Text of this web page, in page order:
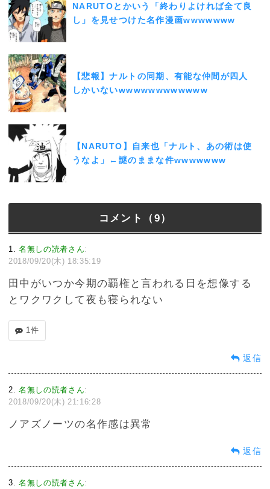
NARUTOとかいう「終わりよければ全て良
し」を見せつけた名作漫画wwwwwww
【悲報】ナルトの同期、有能な仲間が四人
しかいないwwwwwwwwwwww
【NARUTO】自来也「ナルト、あの術は使
うなよ」←謎のままな件wwwwwww
コメント（9）
1 名無しの読者さん:
2018/09/20(木) 18:35:19
田中がいつか今期の覇権と言われる日を想像する
とワクワクして夜も寝られない
1件
返信
2 名無しの読者さん:
2018/09/20(木) 21:16:28
ノアズノーツの名作感は異常
返信
3 名無しの読者さん: